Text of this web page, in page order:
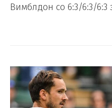
Вимблдон со 6:3/6:3/6:3